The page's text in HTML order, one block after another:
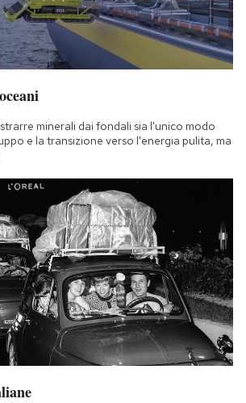
minerali dai fondali sia l'unico modo
e la transizione verso l'energia pulita, ma